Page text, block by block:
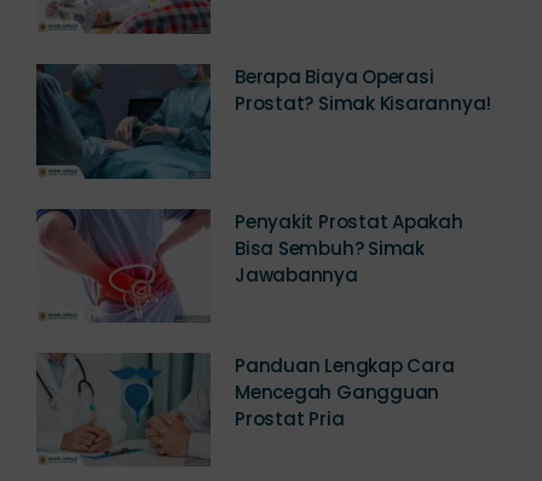
Berapa Biaya Operasi
Penyakit Prostat Apakah
Bisa Sembuh? Simak
Panduan Lengkap Cara
Mencegah Gangguan